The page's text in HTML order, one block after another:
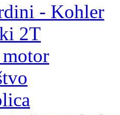
- Kohler
2T